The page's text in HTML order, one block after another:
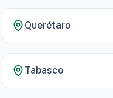
Querétaro
Tabasco